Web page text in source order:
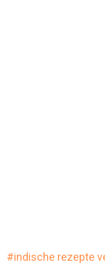
indische rezepte